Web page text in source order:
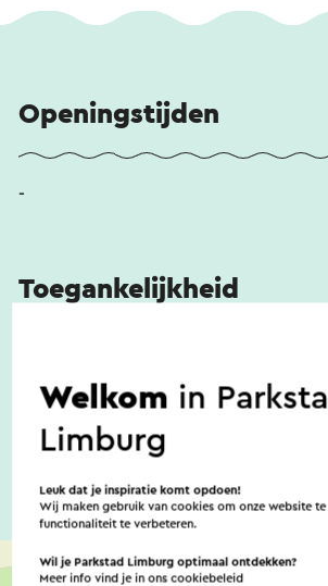
Openingstijden
-
Toegankelijkheid
toegankelijkheidsvoorzieningen
Welkom in
Limburg
Leuk dat je inspiratie komt opdoen!
Wij maken gebruik van cookies om onze website te
functionaliteit te verbeteren.
Wil je Parkstad Limburg optimaal ontdekken?
Meer info vind je in onscookiebeleid